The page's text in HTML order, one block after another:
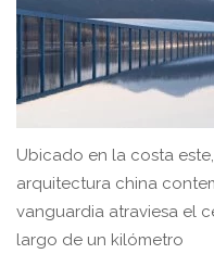
Ubicado en la costa
arquitectura china
vanguardia atraviesa el
largo de un kilómetro